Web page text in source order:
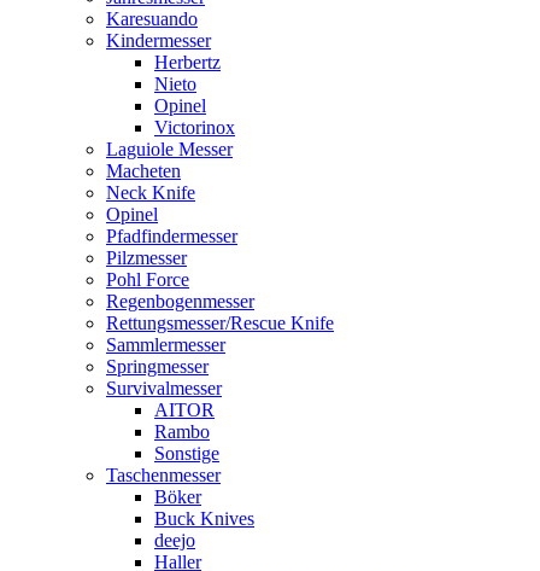
Karesuando
Kindermesser
Herbertz
Nieto
Opinel
Victorinox
Laguiole Messer
Macheten
Neck Knife
Opinel
Pfadfindermesser
Pilzmesser
Pohl Force
Regenbogenmesser
Rettungsmesser/Rescue Knife
Sammlermesser
Springmesser
Survivalmesser
AITOR
Rambo
Sonstige
Taschenmesser
Böker
Buck Knives
deejo
Haller